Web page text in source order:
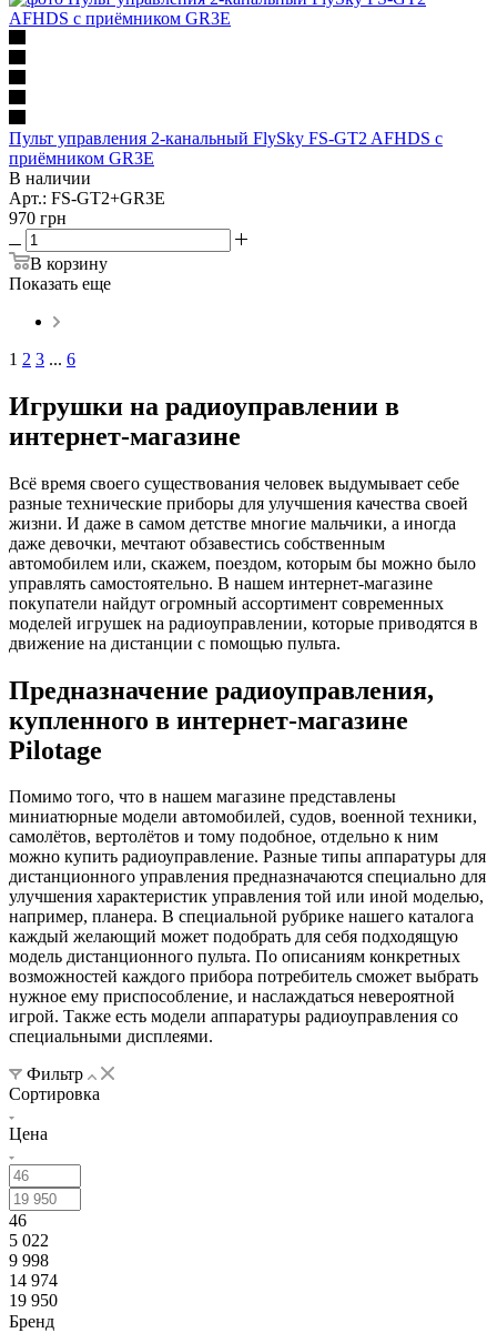
Пульт управления 2-канальный FlySky FS-GT2 AFHDS с
приёмником GR3E
В наличии
Арт.: FS-GT2+GR3E
970 грн
В корзину
Показать еще
1 2 3 ... 6
Игрушки на радиоуправлении в
интернет-магазине
Всё время своего существования человек выдумывает себе
разные технические приборы для улучшения качества своей
жизни. И даже в самом детстве многие мальчики, а иногда
даже девочки, мечтают обзавестись собственным
автомобилем или, скажем, поездом, которым бы можно было
управлять самостоятельно. В нашем интернет-магазине
покупатели найдут огромный ассортимент современных
моделей игрушек на радиоуправлении, которые приводятся в
движение на дистанции с помощью пульта.
Предназначение радиоуправления,
купленного в интернет-магазине
Pilotage
Помимо того, что в нашем магазине представлены
миниатюрные модели автомобилей, судов, военной техники,
самолётов, вертолётов и тому подобное, отдельно к ним
можно купить радиоуправление. Разные типы аппаратуры для
дистанционного управления предназначаются специально для
улучшения характеристик управления той или иной моделью,
например, планера. В специальной рубрике нашего каталога
каждый желающий может подобрать для себя подходящую
модель дистанционного пульта. По описаниям конкретных
возможностей каждого прибора потребитель сможет выбрать
нужное ему приспособление, и наслаждаться невероятной
игрой. Также есть модели аппаратуры радиоуправления со
специальными дисплеями.
Фильтр
Сортировка
Цена
46
5 022
9 998
14 974
19 950
Бренд